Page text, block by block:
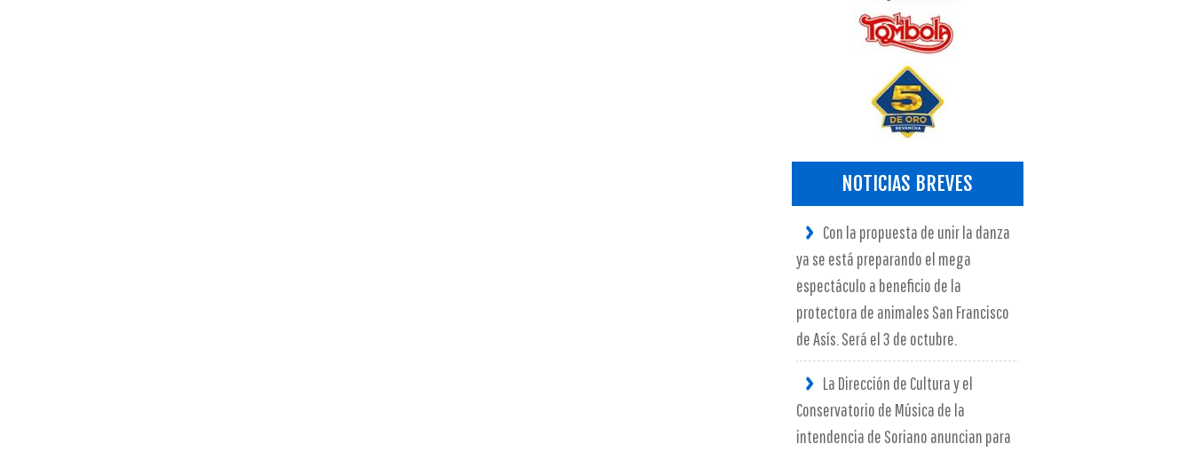
NOTICIAS BREVES
Con la propuesta de unir la danza
ya se está preparando el mega
espectáculo a beneficio de la
protectora de animales San Francisco
de Asís. Será el 3 de octubre.
La Dirección de Cultura y el
Conservatorio de Música de la
intendencia de Soriano anuncian para